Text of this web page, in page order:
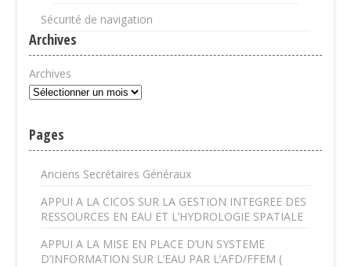
Sécurité de navigation
Archives
Archives
Pages
Anciens Secrétaires Généraux
APPUI A LA CICOS SUR LA GESTION INTEGREE DES
RESSOURCES EN EAU ET L’HYDROLOGIE SPATIALE
APPUI A LA MISE EN PLACE D’UN SYSTEME
D’INFORMATION SUR L’EAU PAR L’AFD/FFEM (